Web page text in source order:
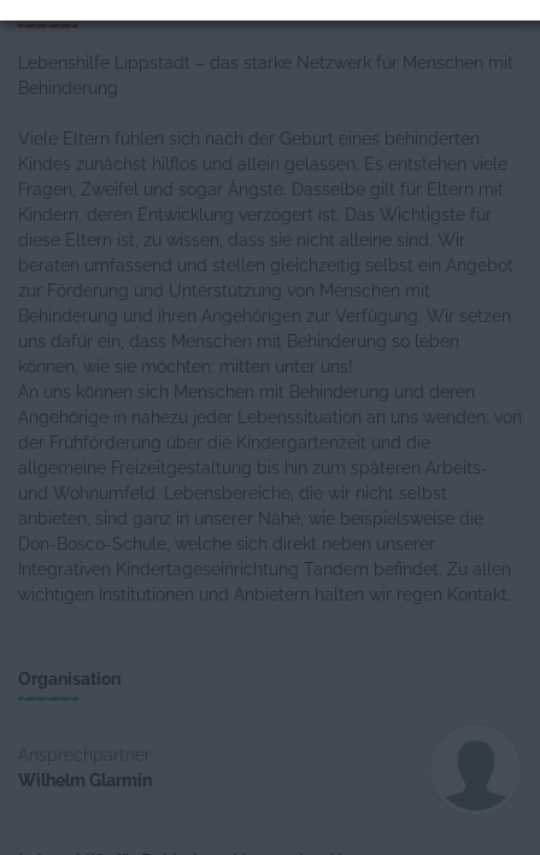
Lebenshilfe Lippstadt – das starke Netzwerk für Menschen mit
Behinderung
Viele Eltern fühlen sich nach der Geburt eines behinderten
Kindes zunächst hilflos und allein gelassen. Es entstehen viele
Fragen, Zweifel und sogar Ängste. Dasselbe gilt für Eltern mit
Kindern, deren Entwicklung verzögert ist. Das Wichtigste für
diese Eltern ist, zu wissen, dass sie nicht alleine sind. Wir
beraten umfassend und stellen gleichzeitig selbst ein Angebot
zur Förderung und Unterstützung von Menschen mit
Behinderung und ihren Angehörigen zur Verfügung. Wir setzen
uns dafür ein, dass Menschen mit Behinderung so leben
können, wie sie möchten: mitten unter uns!
An uns können sich Menschen mit Behinderung und deren
Angehörige in nahezu jeder Lebenssituation an uns wenden: von
der Frühförderung über die Kindergartenzeit und die
allgemeine Freizeitgestaltung bis hin zum späteren Arbeits-
und Wohnumfeld. Lebensbereiche, die wir nicht selbst
anbieten, sind ganz in unserer Nähe, wie beispielsweise die
Don-Bosco-Schule, welche sich direkt neben unserer
Integrativen Kindertageseinrichtung Tandem befindet. Zu allen
wichtigen Institutionen und Anbietern halten wir regen Kontakt.
Organisation
Wilhelm Glarmin